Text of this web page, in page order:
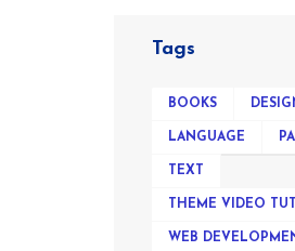
Tags
BOOKS
LANGUAGE
TEXT
THEME VIDEO
WEB